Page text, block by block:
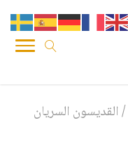
/القديسون السريان